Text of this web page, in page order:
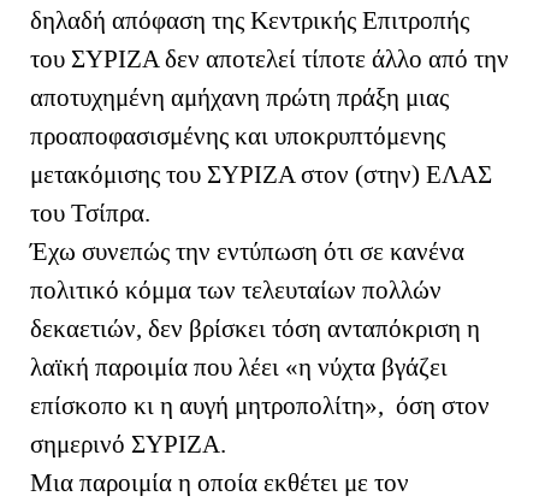
δηλαδή απόφαση της Κεντρικής Επιτροπής
του ΣΥΡΙΖΑ δεν αποτελεί τίποτε άλλο από την
αποτυχημένη αμήχανη πρώτη πράξη μιας
προαποφασισμένης και υποκρυπτόμενης
μετακόμισης του ΣΥΡΙΖΑ στον (στην) ΕΛΑΣ
του Τσίπρα.
Έχω συνεπώς την εντύπωση ότι σε κανένα
πολιτικό κόμμα των τελευταίων πολλών
δεκαετιών, δεν βρίσκει τόση ανταπόκριση η
λαϊκή παροιμία που λέει «η νύχτα βγάζει
επίσκοπο κι η αυγή μητροπολίτη», όση στον
σημερινό ΣΥΡΙΖΑ.
Μια παροιμία η οποία εκθέτει με τον